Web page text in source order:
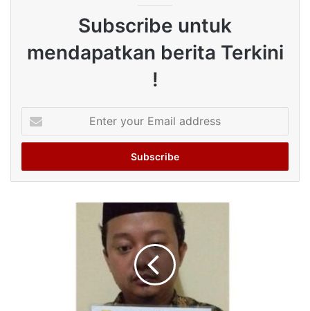
Subscribe untuk
mendapatkan berita Terkini
!
your
Email